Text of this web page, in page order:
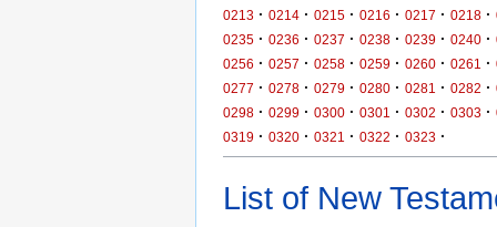
0213 · 0214 · 0215 · 0216 · 0217 · 0218 ·
0235 · 0236 · 0237 · 0238 · 0239 · 0240 ·
0256 · 0257 · 0258 · 0259 · 0260 · 0261 ·
0277 · 0278 · 0279 · 0280 · 0281 · 0282 ·
0298 · 0299 · 0300 · 0301 · 0302 · 0303 ·
0319 · 0320 · 0321 · 0322 · 0323 ·
List of New